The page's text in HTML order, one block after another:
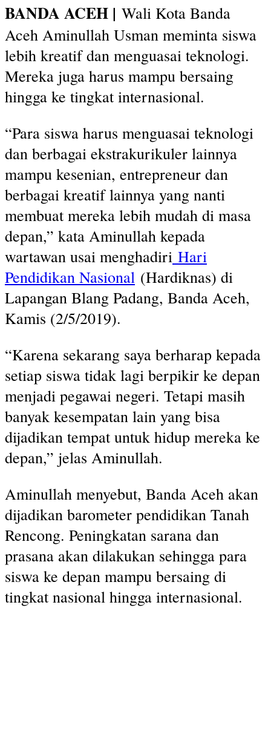
BANDA ACEH | Wali Kota Banda
Aceh Aminullah Usman meminta siswa
lebih kreatif dan menguasai teknologi.
Mereka juga harus mampu bersaing
hingga ke tingkat internasional.
“Para siswa harus menguasai teknologi
dan berbagai ekstrakurikuler lainnya
mampu kesenian, entrepreneur dan
berbagai kreatif lainnya yang nanti
membuat mereka lebih mudah di masa
depan,” kata Aminullah kepada
wartawan usai menghadiri Hari
Pendidikan Nasional (Hardiknas) di
Lapangan Blang Padang, Banda Aceh,
Kamis (2/5/2019).
“Karena sekarang saya berharap kepada
setiap siswa tidak lagi berpikir ke depan
menjadi pegawai negeri. Tetapi masih
banyak kesempatan lain yang bisa
dijadikan tempat untuk hidup mereka ke
depan,” jelas Aminullah.
Aminullah menyebut, Banda Aceh akan
dijadikan barometer pendidikan Tanah
Rencong. Peningkatan sarana dan
prasana akan dilakukan sehingga para
siswa ke depan mampu bersaing di
tingkat nasional hingga internasional.